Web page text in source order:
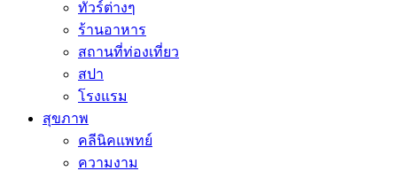
ทัวร์ต่างๆ
ร้านอาหาร
สถานที่ท่องเที่ยว
สปา
โรงแรม
สุขภาพ
คลีนิคแพทย์
ความงาม